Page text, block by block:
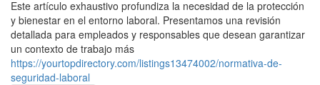
Este artículo exhaustivo profundiza la necesidad de la protección
y bienestar en el entorno laboral. Presentamos una revisión
detallada para empleados y responsables que desean garantizar
un contexto de trabajo más
https://yourtopdirectory.com/listings13474002/normativa-de-
seguridad-laboral